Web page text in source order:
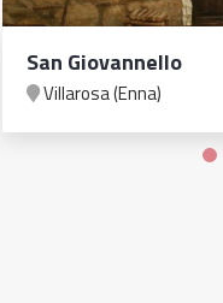
San Giovannello
Villarosa (Enna)